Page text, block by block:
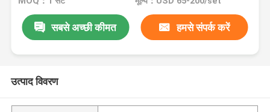
सबसे अच्छी कीमत हमसे संपर्क करें
उत्पाद विवरण